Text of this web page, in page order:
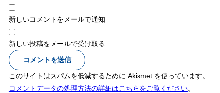
新しいコメントをメールで通知
新しい投稿をメールで受け取る
このサイトはスパムを低減するために Akismet を使っています。
コメントデータの処理方法の詳細はこちらをご覧ください。